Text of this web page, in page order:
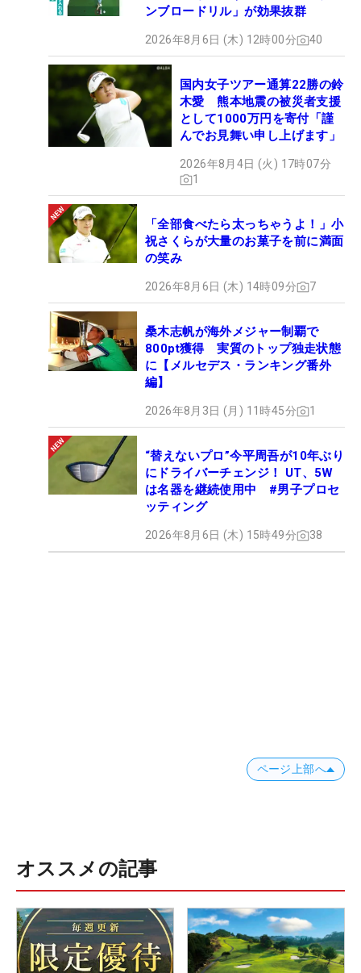
ンブロードリル」が効果抜群
2026年8月6日 (木) 12時00分 40
国内女子ツアー通算22勝の鈴
木愛 熊本地震の被災者支援
として1000万円を寄付「謹
んでお見舞い申し上げます」
2026年8月4日 (火) 17時07分
1
「全部食べたら太っちゃうよ！」小
祝さくらが大量のお菓子を前に満面
の笑み
2026年8月6日 (木) 14時09分 7
桑木志帆が海外メジャー制覇で
800pt獲得 実質のトップ独走状態
に【メルセデス・ランキング番外
編】
2026年8月3日 (月) 11時45分 1
“替えないプロ”今平周吾が10年ぶり
にドライバーチェンジ！ UT、5W
は名器を継続使用中 #男子プロセ
ッティング
2026年8月6日 (木) 15時49分 38
ページ上部へ
オススメの記事